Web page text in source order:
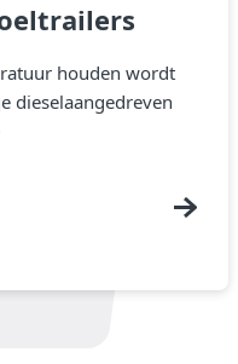
houden wordt
dieselaangedreven
die emissievrij
in duurzame